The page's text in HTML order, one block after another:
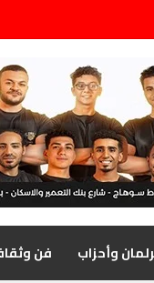
وأحزاب فن